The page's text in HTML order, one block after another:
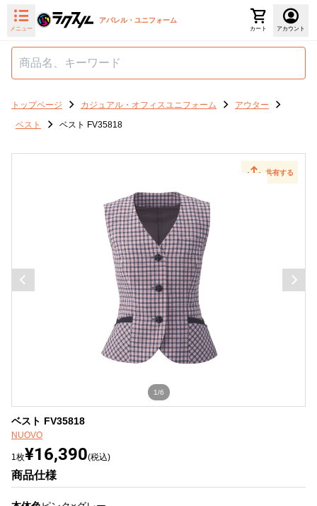
メニュー
アパレル・ユニフォーム
カート アカウント
トップページ カジュアル・オフィスユニフォーム
アウター
ベスト
ベスト FV35818
共有する
1/6
ベスト FV35818
NUOVO
1枚¥16,390(税込)
商品仕様